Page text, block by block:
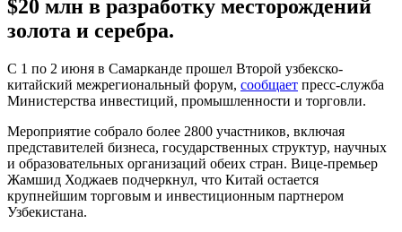
$20 млн в разработку месторождений
золота и серебра.
С 1 по 2 июня в Самарканде прошел Второй узбекско-
китайский межрегиональный форум, сообщает пресс-служба
Министерства инвестиций, промышленности и торговли.
Мероприятие собрало более 2800 участников, включая
представителей бизнеса, государственных структур, научных
и образовательных организаций обеих стран. Вице-премьер
Жамшид Ходжаев подчеркнул, что Китай остается
крупнейшим торговым и инвестиционным партнером
Узбекистана.